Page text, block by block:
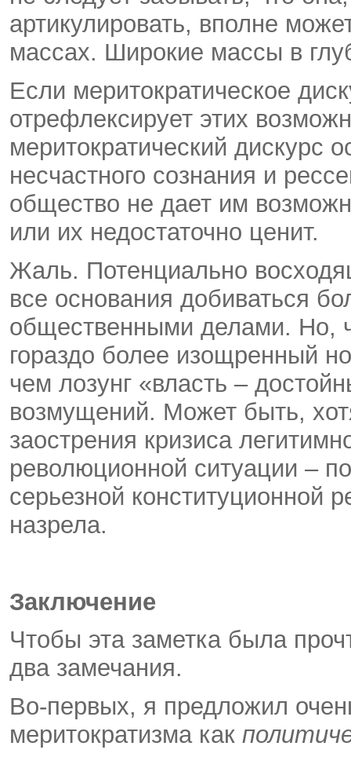
артикулировать, вполне
массах. Широкие массы в
Если меритократическое
отрефлексирует этих
меритократический дискурс
несчастного сознания и
общество не дает им
или их недостаточно ценит.
Жаль. Потенциально
все основания добиваться
общественными делами. Но,
гораздо более изощренный
чем лозунг «власть –
возмущений. Может быть,
заострения кризиса
революционной ситуации –
серьезной конституционной
назрела.
Заключение
Чтобы эта заметка была
два замечания.
Во-первых, я предложил
меритократизма как